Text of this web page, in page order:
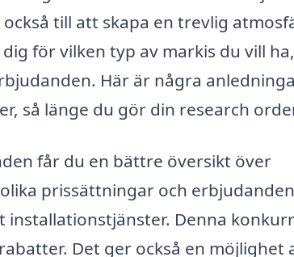
till att skapa en trevlig
för vilken typ av markis du vill
Här är några
så länge du gör din research
får du en bättre översikt över
prissättningar och erbjudanden
installationstjänster. Denna
Det ger också en möjlighet